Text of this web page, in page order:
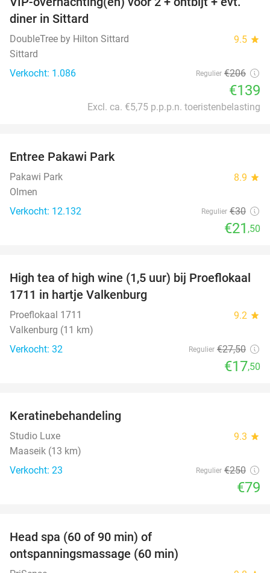
33%
diner in Sittard
DoubleTree by Hilton Sittard 9.5 star
Sittard
Verkocht: 1.086
Regulier €206
€139
Excl. ca. €5,75 p.p.p.n. toeristenbelasting
Entree Pakawi Park
Pakawi Park 8.9 star
Olmen
Verkocht: 12.132
Regulier €30
€21 ,50
36%
High tea of high wine (1,5 uur) bij Proeflokaal
1711 in hartje Valkenburg
Proeflokaal 1711 9.2 star
Valkenburg (11 km)
Verkocht: 32
Regulier €27,50
€17,50
Keratinebehandeling
Studio Luxe 9.3 star
Maaseik (13 km)
Verkocht: 23
Regulier €250
€79
Head spa (60 of 90 min) of
ontspanningsmassage (60 min)